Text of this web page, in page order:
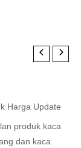
Harga Update
produk kaca
dan kaca